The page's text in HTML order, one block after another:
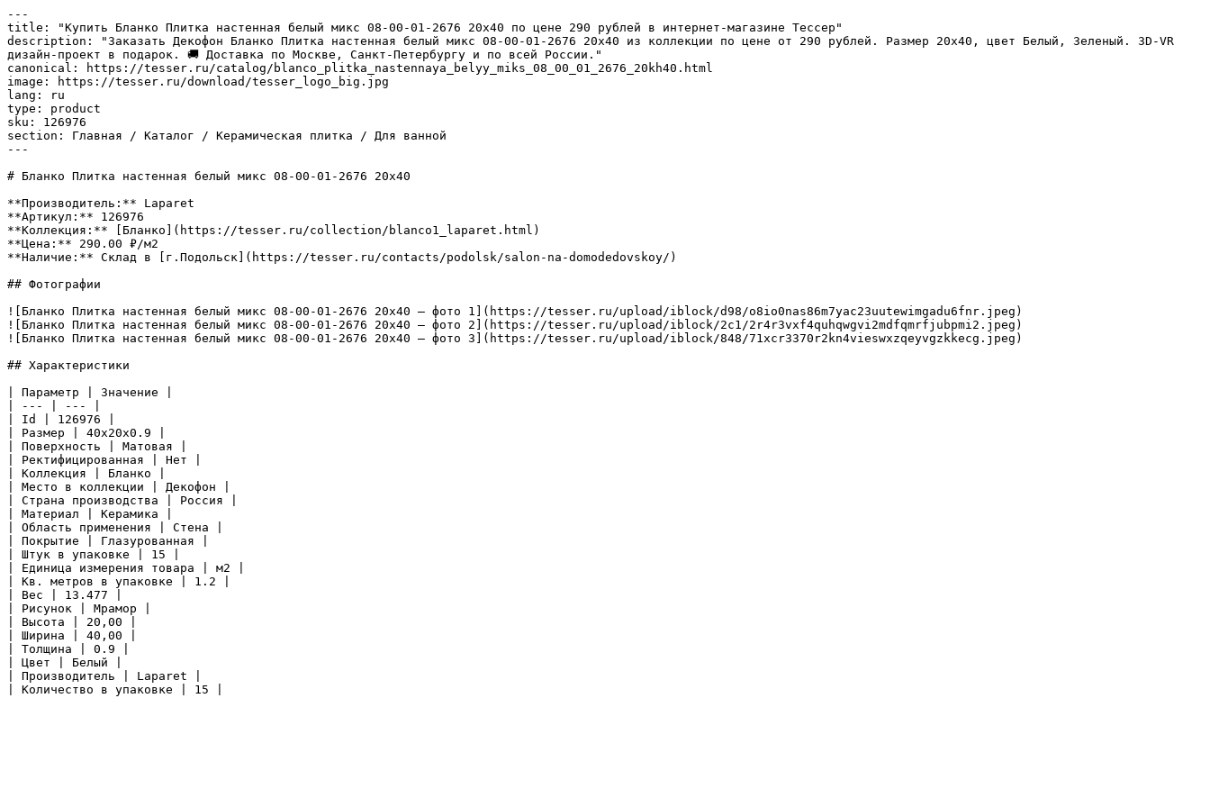
---
title: "Купить Бланко Плитка настенная белый микс 08-00-01-2676 20х40 по цене 290 рублей в интернет-магазине Тессер"
description: "Заказать Декофон Бланко Плитка настенная белый микс 08-00-01-2676 20х40 из коллекции по цене от 290 рублей. Размер 20x40, цвет Белый, Зеленый. 3D-VR
дизайн-проект в подарок. 🚚 Доставка по Москве, Санкт-Петербургу и по всей России."
canonical: https://tesser.ru/catalog/blanco_plitka_nastennaya_belyy_miks_08_00_01_2676_20kh40.html
image: https://tesser.ru/download/tesser_logo_big.jpg
lang: ru
type: product
sku: 126976
section: Главная / Каталог / Керамическая плитка / Для ванной
---
# Бланко Плитка настенная белый микс 08-00-01-2676 20х40
**Производитель:** Laparet
**Артикул:** 126976
**Коллекция:** [Бланко](https://tesser.ru/collection/blanco1_laparet.html)
**Цена:** 290.00 ₽/м2
**Наличие:** Склад в [г.Подольск](https://tesser.ru/contacts/podolsk/salon-na-domodedovskoy/)
## Фотографии
![Бланко Плитка настенная белый микс 08-00-01-2676 20х40 — фото 1](https://tesser.ru/upload/iblock/d98/o8io0nas86m7yac23uutewimgadu6fnr.jpeg)
![Бланко Плитка настенная белый микс 08-00-01-2676 20х40 — фото 2](https://tesser.ru/upload/iblock/2c1/2r4r3vxf4quhqwgvi2mdfqmrfjubpmi2.jpeg)
![Бланко Плитка настенная белый микс 08-00-01-2676 20х40 — фото 3](https://tesser.ru/upload/iblock/848/71xcr3370r2kn4vieswxzqeyvgzkkecg.jpeg)
## Характеристики
| Параметр | Значение |
| --- | --- |
| Id | 126976 |
| Размер | 40x20x0.9 |
| Поверхность | Матовая |
| Ректифицированная | Нет |
| Коллекция | Бланко |
| Место в коллекции | Декофон |
| Страна производства | Россия |
| Материал | Керамика |
| Область применения | Стена |
| Покрытие | Глазурованная |
| Штук в упаковке | 15 |
| Единица измерения товара | м2 |
| Кв. метров в упаковке | 1.2 |
| Вес | 13.477 |
| Рисунок | Мрамор |
| Высота | 20,00 |
| Ширина | 40,00 |
| Толщина | 0.9 |
| Цвет | Белый |
| Производитель | Laparet |
| Количество в упаковке | 15 |